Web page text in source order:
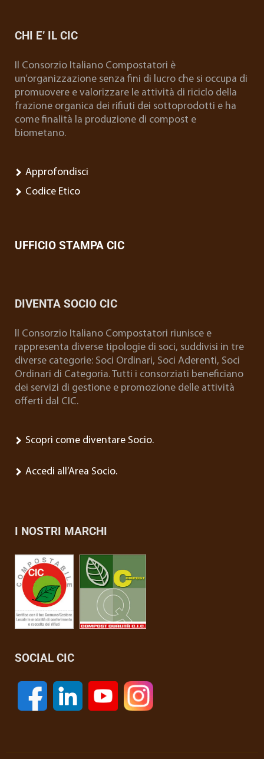
CHI E’ IL CIC
Il Consorzio Italiano Compostatori è
un’organizzazione senza fini di lucro che si occupa di
promuovere e valorizzare le attività di riciclo della
frazione organica dei rifiuti dei sottoprodotti e ha
come finalità la produzione di compost e
biometano.
Approfondisci
Codice Etico
UFFICIO STAMPA CIC
DIVENTA SOCIO CIC
ll Consorzio Italiano Compostatori riunisce e
rappresenta diverse tipologie di soci, suddivisi in tre
diverse categorie: Soci Ordinari, Soci Aderenti, Soci
Ordinari di Categoria. Tutti i consorziati beneficiano
dei servizi di gestione e promozione delle attività
offerti dal CIC.
Scopri come diventare Socio.
Accedi all’Area Socio.
I NOSTRI MARCHI
SOCIAL CIC